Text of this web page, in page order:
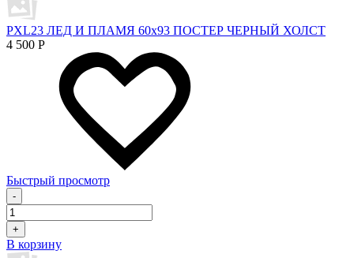
PXL23 ЛЕД И ПЛАМЯ 60х93 ПОСТЕР ЧЕРНЫЙ ХОЛСТ
4 500 Р
Быстрый просмотр
-
+
В корзину